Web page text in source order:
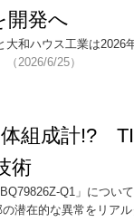
開発へ
和ハウス工業は2026
（2026/6/25）
組成計!?
術
Q1」につい
潜在的な異常をリア